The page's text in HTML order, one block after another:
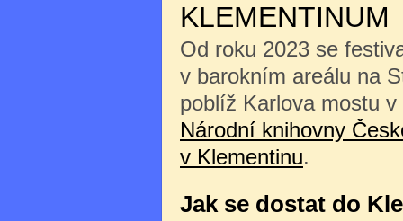
KLEMENTINUM
Od roku 2023 se
v barokním areálu na
poblíž Karlova mostu
Národní knihovny
v Klementinu.
Jak se dostat do